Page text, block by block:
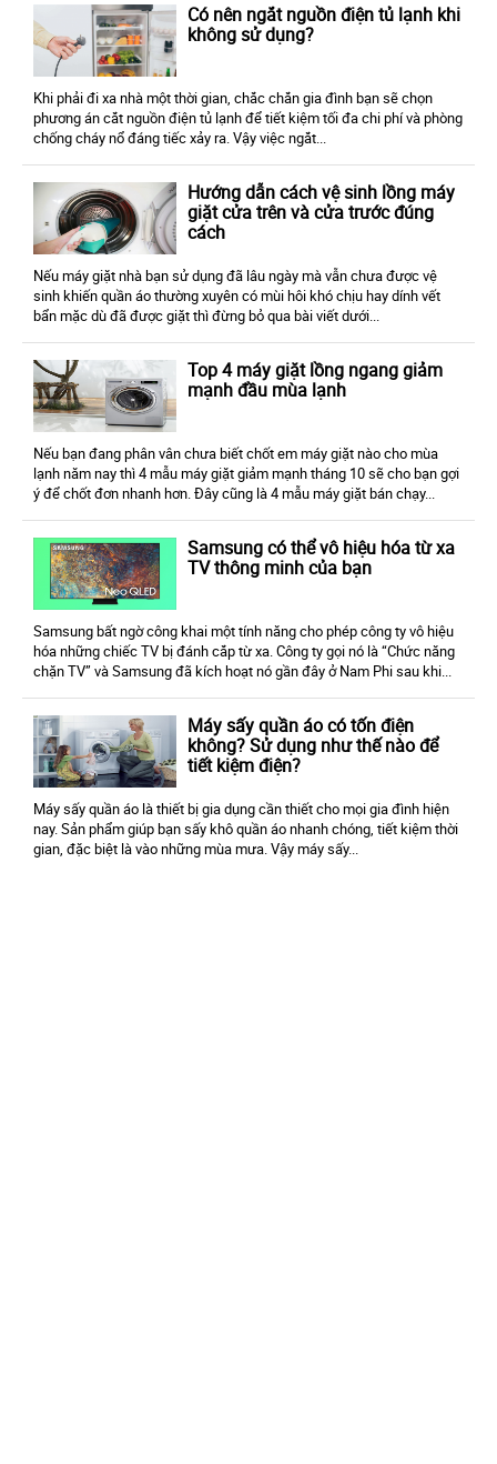
Có nên ngắt nguồn điện tủ lạnh khi
không sử dụng?
Khi phải đi xa nhà một thời gian, chắc chắn gia đình bạn sẽ chọn
phương án cắt nguồn điện tủ lạnh để tiết kiệm tối đa chi phí và phòng
chống cháy nổ đáng tiếc xảy ra. Vậy việc ngắt...
Hướng dẫn cách vệ sinh lồng máy
giặt cửa trên và cửa trước đúng
cách
Nếu máy giặt nhà bạn sử dụng đã lâu ngày mà vẫn chưa được vệ
sinh khiến quần áo thường xuyên có mùi hôi khó chịu hay dính vết
bẩn mặc dù đã được giặt thì đừng bỏ qua bài viết dưới...
Top 4 máy giặt lồng ngang giảm
mạnh đầu mùa lạnh
Nếu bạn đang phân vân chưa biết chốt em máy giặt nào cho mùa
lạnh năm nay thì 4 mẫu máy giặt giảm mạnh tháng 10 sẽ cho bạn gợi
ý để chốt đơn nhanh hơn. Đây cũng là 4 mẫu máy giặt bán chạy...
Samsung có thể vô hiệu hóa từ xa
TV thông minh của bạn
Samsung bất ngờ công khai một tính năng cho phép công ty vô hiệu
hóa những chiếc TV bị đánh cắp từ xa. Công ty gọi nó là “Chức năng
chặn TV” và Samsung đã kích hoạt nó gần đây ở Nam Phi sau khi...
Máy sấy quần áo có tốn điện
không? Sử dụng như thế nào để
tiết kiệm điện?
Máy sấy quần áo là thiết bị gia dụng cần thiết cho mọi gia đình hiện
nay. Sản phẩm giúp bạn sấy khô quần áo nhanh chóng, tiết kiệm thời
gian, đặc biệt là vào những mùa mưa. Vậy máy sấy...